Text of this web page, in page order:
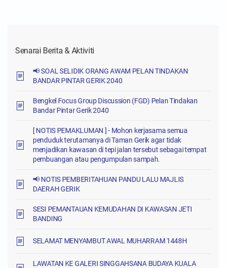
Senarai Berita & Aktiviti
📢 SOAL SELIDIK ORANG AWAM PELAN TINDAKAN
BANDAR PINTAR GERIK 2040
Bengkel Focus Group Discussion (FGD) Pelan Tindakan
Bandar Pintar Gerik 2040
[ NOTIS PEMAKLUMAN ] - Mohon kerjasama semua
penduduk terutamanya di Taman Gerik agar tidak
menjadikan kawasan di tepi jalan tersebut sebagai tempat
pembuangan atau pengumpulan sampah.
📢 NOTIS PEMBERITAHUAN PANDU LALU MAJLIS
DAERAH GERIK
SESI PEMANTAUAN KEMUDAHAN DI KAWASAN JETI
BANDING
SELAMAT MENYAMBUT AWAL MUHARRAM 1448H
LAWATAN KE GALERI SINGGAHSANA BUDAYA KUALA